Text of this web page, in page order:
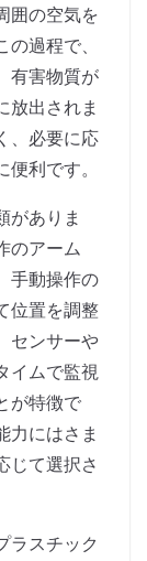
囲の空気を
過程で、
有害物質が
放出されま
、必要に応
利です。
がありま
のアーム
手動操作の
位置を調整
センサーや
イムで監視
が特徴で
力にはさま
じて選択さ
ラスチック